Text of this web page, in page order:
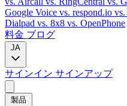
Google Voice vs. respond.io
Dialpad vs. 8x8 vs. OpenPhone
料金 ブログ
JA
サインイン サインアップ
製品